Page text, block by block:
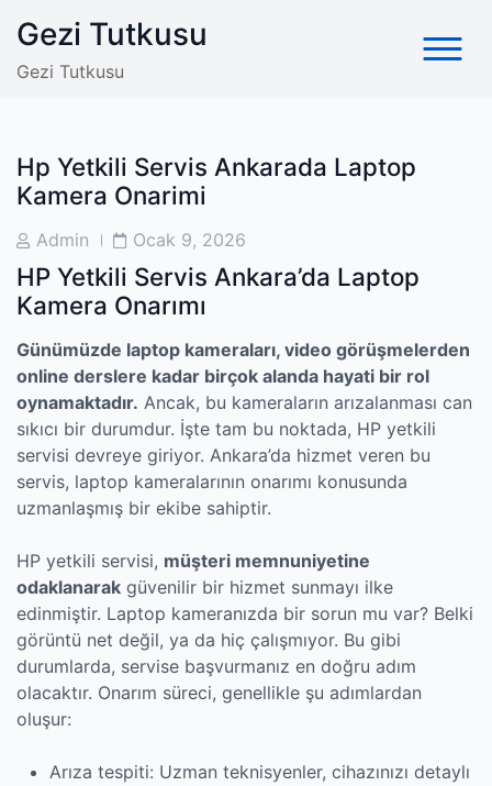
content
Gezi Tutkusu
Gezi Tutkusu
Hp Yetkili Servis Ankarada Laptop
Kamera Onarimi
PostAdmin
PostOcak 9, 2026
HP Yetkili Servis Ankara’da Laptop
Kamera Onarımı
Günümüzde laptop kameraları, video görüşmelerden
online derslere kadar birçok alanda hayati bir rol
oynamaktadır. Ancak, bu kameraların arızalanması can
sıkıcı bir durumdur. İşte tam bu noktada, HP yetkili
servisi devreye giriyor. Ankara’da hizmet veren bu
servis, laptop kameralarının onarımı konusunda
uzmanlaşmış bir ekibe sahiptir.
HP yetkili servisi, müşteri memnuniyetine
odaklanarak güvenilir bir hizmet sunmayı ilke
edinmiştir. Laptop kameranızda bir sorun mu var? Belki
görüntü net değil, ya da hiç çalışmıyor. Bu gibi
durumlarda, servise başvurmanız en doğru adım
olacaktır. Onarım süreci, genellikle şu adımlardan
oluşur:
Arıza tespiti: Uzman teknisyenler, cihazınızı detaylı